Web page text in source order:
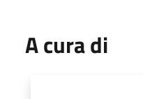
A cura di